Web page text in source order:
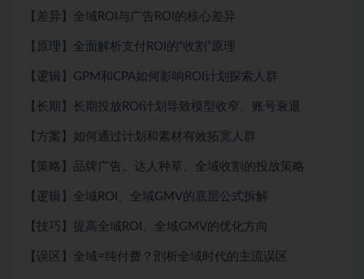
【差异】全域ROI与广告ROI的核心差异
【原理】全面解析支付ROI的“收割”原理
【逻辑】GPM和CPA如何影响ROI计划探索人群
【长期】长期投放ROI计划导致模型收窄、账号衰退
【方案】如何通过计划和素材有效拓宽人群
【策略】品牌广告、达人种草、全域收割的投放策略
【逻辑】全域ROI、全域GMV的底层公式拆解
【技巧】提高全域ROI、全域GMV的优化方向
【误区】全域=纯付费？剖析全域时代的主流误区